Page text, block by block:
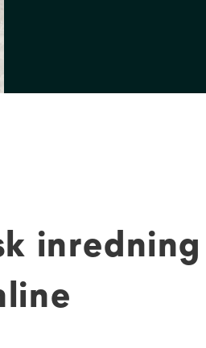
premiuminredning och